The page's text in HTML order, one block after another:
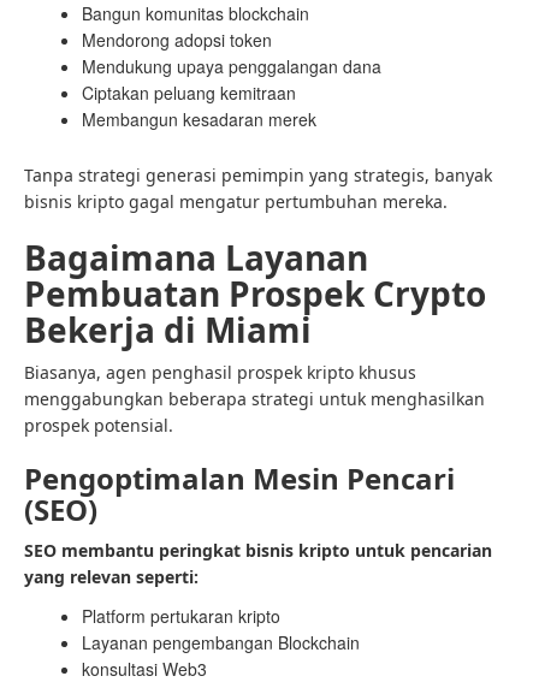
Bangun komunitas blockchain
Mendorong adopsi token
Mendukung upaya penggalangan dana
Ciptakan peluang kemitraan
Membangun kesadaran merek
Tanpa strategi generasi pemimpin yang strategis, banyak
bisnis kripto gagal mengatur pertumbuhan mereka.
Bagaimana Layanan
Pembuatan Prospek Crypto
Bekerja di Miami
Biasanya, agen penghasil prospek kripto khusus
menggabungkan beberapa strategi untuk menghasilkan
prospek potensial.
Pengoptimalan Mesin Pencari
(SEO)
SEO membantu peringkat bisnis kripto untuk pencarian
yang relevan seperti:
Platform pertukaran kripto
Layanan pengembangan Blockchain
konsultasi Web3